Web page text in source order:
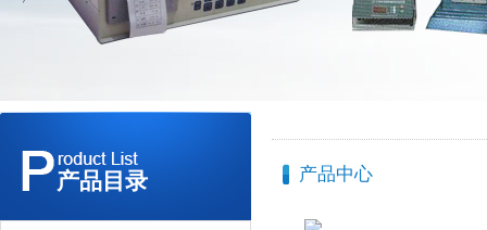
产品目录 产品中心